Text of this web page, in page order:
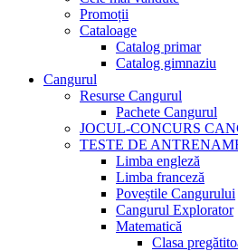
Promoții
Cataloage
Catalog primar
Catalog gimnaziu
Cangurul
Resurse Cangurul
Pachete Cangurul
JOCUL-CONCURS
TESTE DE
Limba engleză
Limba franceză
Poveștile Cangurului
Cangurul Explorator
Matematică
Clasa